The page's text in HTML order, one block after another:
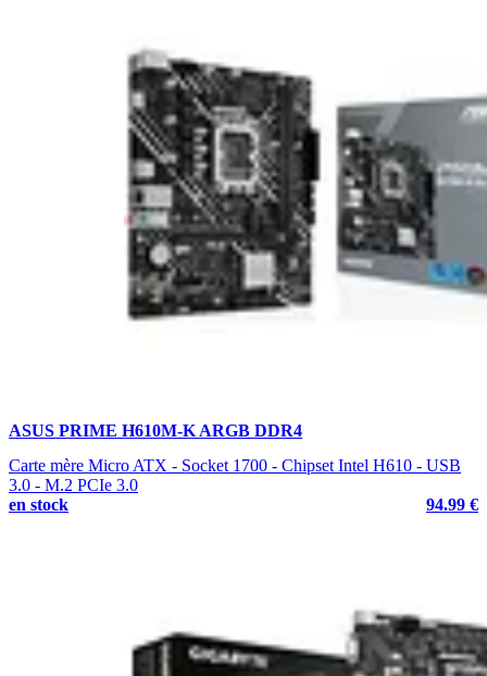
ASUS PRIME H610M-K ARGB DDR4
Carte mère Micro ATX - Socket 1700 - Chipset Intel H610 - USB
3.0 - M.2 PCIe 3.0
en stock
94.99 €